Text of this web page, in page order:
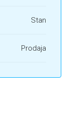
Stan
Prodaja